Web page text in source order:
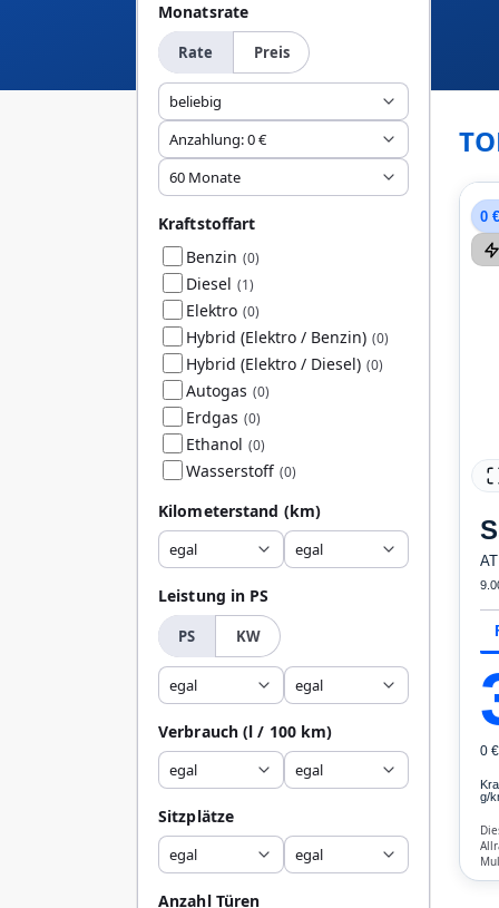
Monatsrate
Rate Preis
beliebig
Anzahlung: 0 €
60 Monate
Kraftstoffart
Benzin (0)
Diesel (1)
Elektro (0)
Hybrid (Elektro / Benzin) (0)
Hybrid (Elektro / Diesel) (0)
Autogas (0)
Erdgas (0)
Ethanol (0)
Wasserstoff (0)
Kilometerstand (km)
egal egal
Leistung in PS
PS KW
egal egal
Verbrauch(l / 100 km)
egal egal
Sitzplätze
egal egal
Anzahl Türen
0
0
g/